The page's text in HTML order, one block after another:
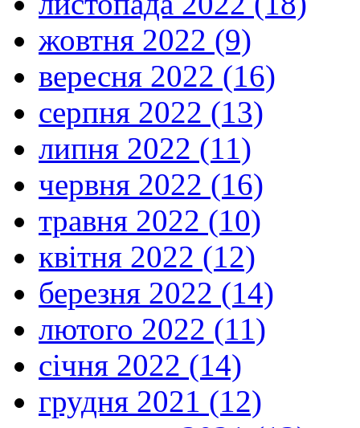
жовтня 2022 (9)
вересня 2022 (16)
серпня 2022 (13)
липня 2022 (11)
червня 2022 (16)
травня 2022 (10)
квітня 2022 (12)
березня 2022 (14)
лютого 2022 (11)
січня 2022 (14)
грудня 2021 (12)